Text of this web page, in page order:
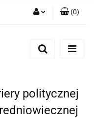
Zarejestruj się
(0)
politycznej